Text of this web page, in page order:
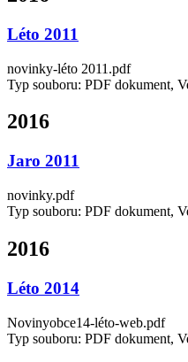
Léto 2011
novinky-léto 2011.pdf
Typ souboru: PDF dokument,
2016
Jaro 2011
novinky.pdf
Typ souboru: PDF dokument,
2016
Léto 2014
Novinyobce14-léto-web.pdf
Typ souboru: PDF dokument,